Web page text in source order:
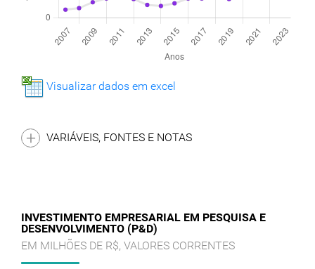
Visualizar dados em excel
VARIÁVEIS, FONTES E NOTAS
INVESTIMENTO EMPRESARIAL EM PESQUISA E
DESENVOLVIMENTO (P&D)
EM MILHÕES DE R$, VALORES CORRENTES